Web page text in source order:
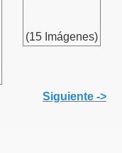
(15 Imágenes)
Siguiente ->